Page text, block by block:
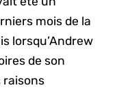
mois de la
lorsqu’Andrew
de son
raisons